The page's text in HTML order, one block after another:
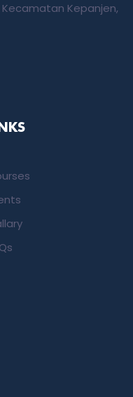
Kecamatan Kepanjen,